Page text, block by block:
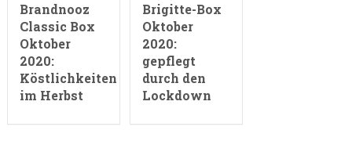
Brandnooz
Classic Box
Oktober
2020:
Köstlichkeiten
im Herbst
Brigitte-Box
Oktober
2020:
gepflegt
durch den
Lockdown